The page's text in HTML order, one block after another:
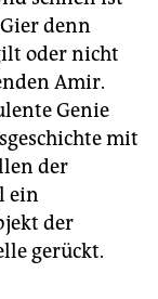
denn
oder nicht
Amir.
Genie
mit
der
ein
der
gerückt.